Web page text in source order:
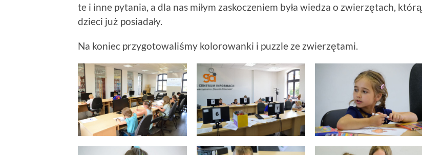
te i inne pytania, a dla nas miłym zaskoczeniem była wiedza o zwierzętach, którą
dzieci już posiadały.
Na koniec przygotowaliśmy kolorowanki i puzzle ze zwierzętami.